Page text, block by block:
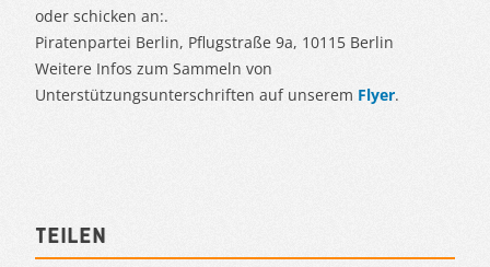
oder schicken an:.
Piratenpartei Berlin, Pflugstraße 9a, 10115 Berlin
Weitere Infos zum Sammeln von
Unterstützungsunterschriften auf unserem Flyer.
Teilen